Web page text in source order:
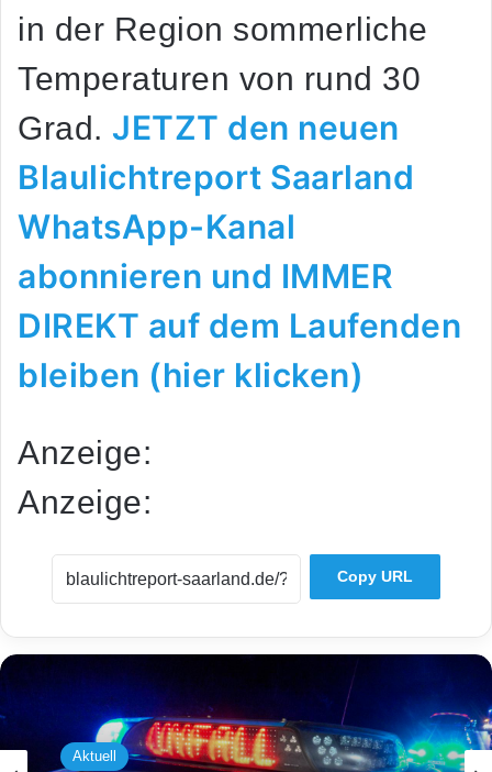
in der Region sommerliche
Temperaturen von rund 30
Grad. JETZT den neuen
Blaulichtreport Saarland
WhatsApp-Kanal
abonnieren und IMMER
DIREKT auf dem Laufenden
bleiben (hier klicken)
Anzeige:
Anzeige:
Copy URL
Aktuell